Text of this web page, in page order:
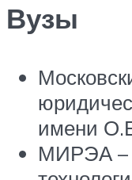
Вузы
имени
МИРЭА –